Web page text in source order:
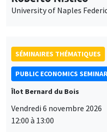
PUBLIC ECONOMICS SEMINAR
Îlot Bernard du Bois
Vendredi 6 novembre 2026
12:00 à 13:00
TBA
Ce site utilise des cookies et